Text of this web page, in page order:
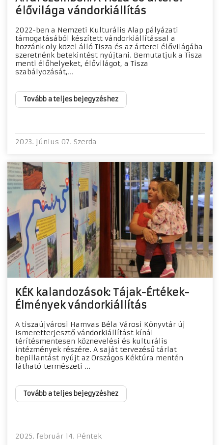
élővilága vándorkiállítás
2022-ben a Nemzeti Kulturális Alap pályázati
támogatásából készített vándorkiállítással a
hozzánk oly közel álló Tisza és az árterei élővilágába
szeretnénk betekintést nyújtani. Bemutatjuk a Tisza
menti élőhelyeket, élővilágot, a Tisza
szabályozását,...
Tovább a teljes bejegyzéshez
2023. június 07. Szerda
KÉK kalandozások: Tájak-Értékek-
Élmények vándorkiállítás
A tiszaújvárosi Hamvas Béla Városi Könyvtár új
ismeretterjesztő vándorkiállítást kínál
térítésmentesen köznevelési és kulturális
intézmények részére. A saját tervezésű tárlat
bepillantást nyújt az Országos Kéktúra mentén
látható természeti ...
Tovább a teljes bejegyzéshez
2025. február 14. Péntek